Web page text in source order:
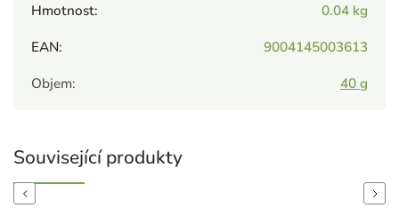
Hmotnost:
0.04 kg
EAN:
9004145003613
Objem: 40 g
Související produkty
Previous Next